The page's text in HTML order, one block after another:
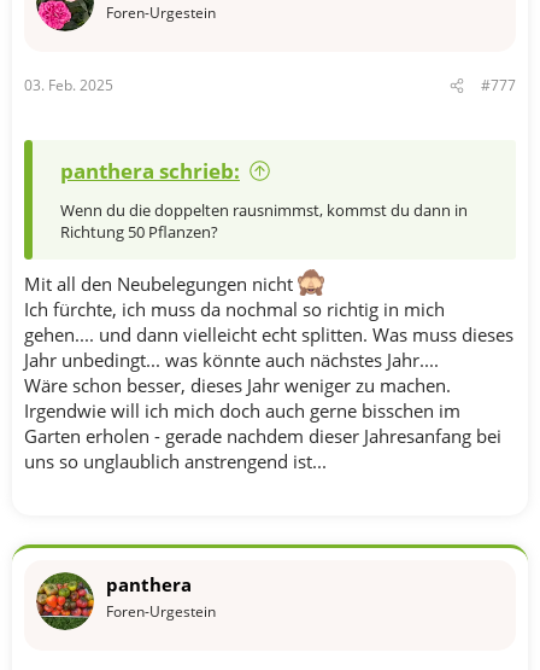
Foren-Urgestein
03. Feb. 2025 #777
panthera schrieb:
Wenn du die doppelten rausnimmst, kommst du dann in
Richtung 50 Pflanzen?
Mit all den Neubelegungen nicht
Ich fürchte, ich muss da nochmal so richtig in mich
gehen.... und dann vielleicht echt splitten. Was muss dieses
Jahr unbedingt... was könnte auch nächstes Jahr....
Wäre schon besser, dieses Jahr weniger zu machen.
Irgendwie will ich mich doch auch gerne bisschen im
Garten erholen - gerade nachdem dieser Jahresanfang bei
uns so unglaublich anstrengend ist...
panthera
Foren-Urgestein